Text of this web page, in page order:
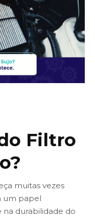
Filtro
muitas vezes
um papel
durabilidade do